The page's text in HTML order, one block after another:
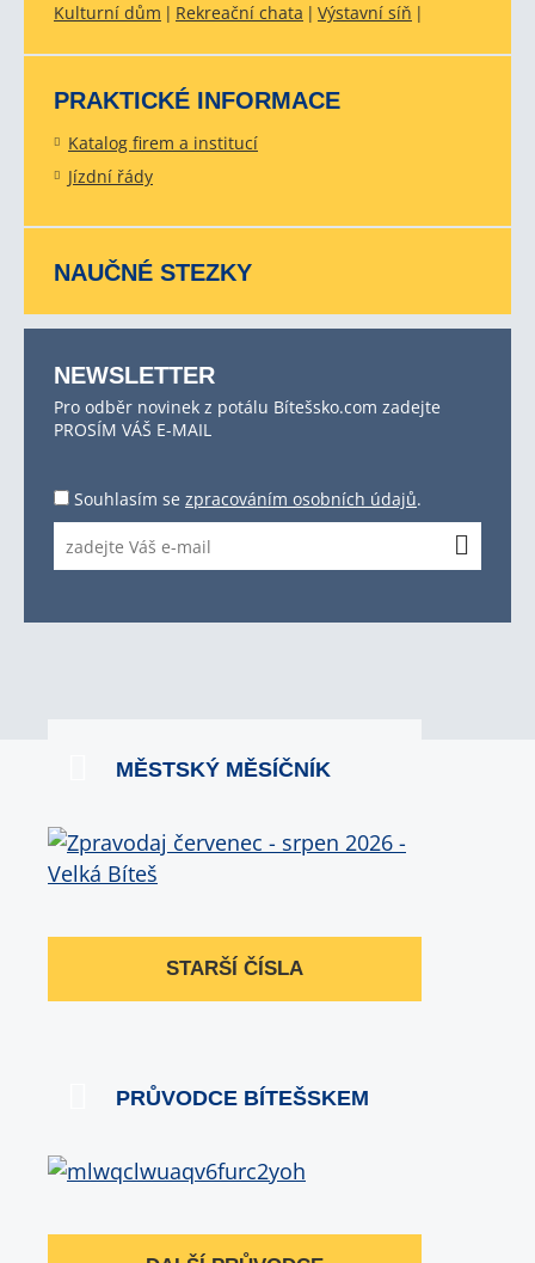
Kulturní dům Rekreační chata Výstavní síň
PRAKTICKÉ INFORMACE
Katalog firem a institucí
Jízdní řády
NAUČNÉ STEZKY
NEWSLETTER
Pro odběr novinek z potálu Bítešsko.com zadejte
PROSÍM VÁŠ E-MAIL
Souhlasím se zpracováním osobních údajů.
MĚSTSKÝ MĚSÍČNÍK
STARŠÍ ČÍSLA
PRŮVODCE BÍTEŠSKEM